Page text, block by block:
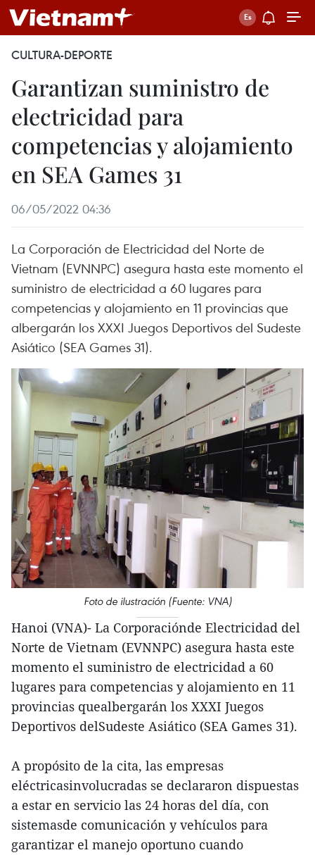
CULTURA-DEPORTE
Garantizan suministro de
electricidad para
competencias y alojamiento
en SEA Games 31
06/05/2022 04:36
La Corporación de Electricidad del Norte de
Vietnam (EVNNPC) asegura hasta este momento el
suministro de electricidad a 60 lugares para
competencias y alojamiento en 11 provincias que
albergarán los XXXI Juegos Deportivos del Sudeste
Asiático (SEA Games 31).
Foto de ilustración (Fuente: VNA)
Hanoi (VNA)- La Corporaciónde Electricidad del
Norte de Vietnam (EVNNPC) asegura hasta este
momento el suministro de electricidad a 60
lugares para competencias y alojamiento en 11
provincias quealbergarán los XXXI Juegos
Deportivos delSudeste Asiático (SEA Games 31).
A propósito de la cita, las empresas
eléctricasinvolucradas se declararon dispuestas
a estar en servicio las 24 horas del día, con
sistemasde comunicación y vehículos para
garantizar el manejo oportuno cuando